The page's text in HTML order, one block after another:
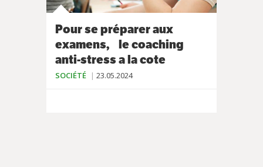
Pour se préparer aux
examens, le coaching
anti-stress a la cote
SOCIÉTÉ 23.05.2024